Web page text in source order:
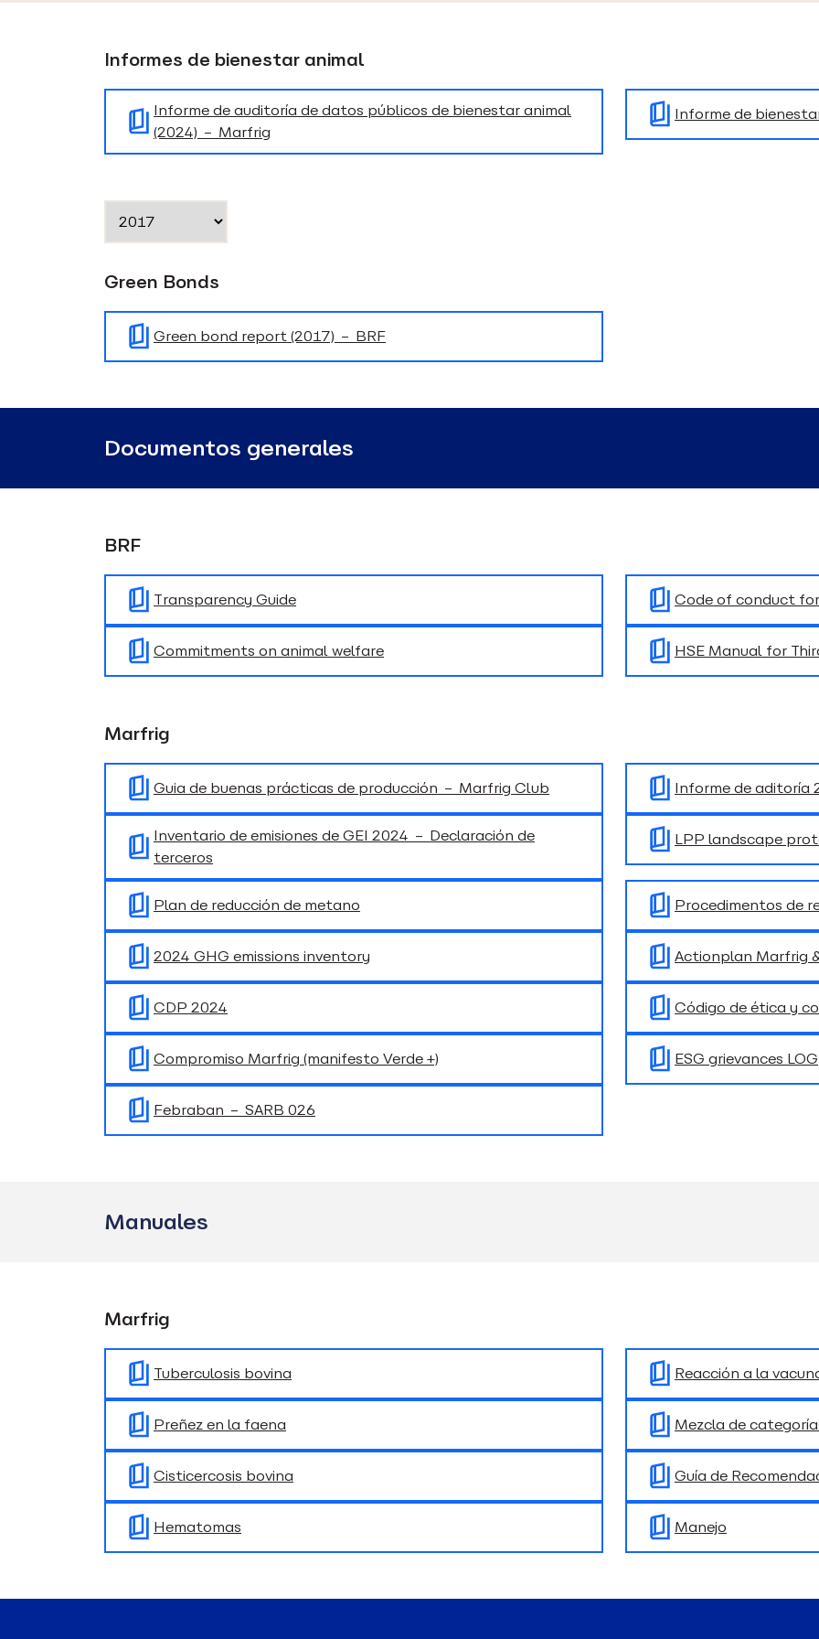
Informes de bienestar animal
Informe de auditoría de datos públicos de bienestar animal
(2024) – Marfrig
Informe de
Green Bonds
Green bond report (2017) – BRF
Documentos generales
BRF
Transparency Guide Code of conduct
Commitments on animal welfare HSE Manual for
Marfrig
Guia de buenas prácticas de producción – Marfrig Club Informe de aditoría
Inventario de emisiones de GEI 2024 – Declaración de
terceros
LPP landscape
Plan de reducción de metano Procedimentos de
2024 GHG emissions inventory Actionplan Marfrig
CDP 2024 Código de ética y
Compromiso Marfrig (manifesto Verde +) ESG grievances LOG
Febraban – SARB 026
Manuales
Marfrig
Tuberculosis bovina Reacción a la
Preñez en la faena Mezcla de
Cisticercosis bovina Guía de
Hematomas Manejo